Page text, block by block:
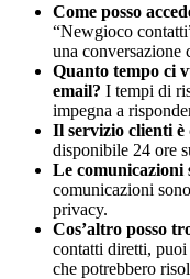
Come posso
“Newgioco
una conversazione
Quanto tempo ci
email? I tempi di
impegna a
Il servizio clienti è
disponibile 24 ore
Le comunicazioni
comunicazioni
privacy.
Cos’altro posso
contatti diretti, puoi
che potrebbero